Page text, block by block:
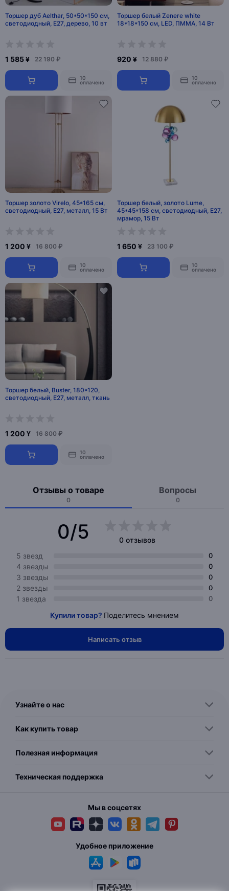
Торшер дуб Aelthar, 50*50*150 см,
светодиодный, Е27, дерево, 10 вт
1 585 ¥ 22 190 ₽
10
оплачено
Торшер белый Zenere white
18*18*150 см, LED, ПММА, 14 Вт
920 ¥ 12 880 ₽
10
оплачено
Торшер золото Virelo, 45*165 см,
светодиодный, Е27, металл, 15 Вт
1 200 ¥ 16 800 ₽
10
оплачено
Торшер белый, золото Lume,
45*45*158 см, светодиодный, Е27,
мрамор, 15 Вт
1 650 ¥ 23 100 ₽
10
оплачено
Торшер белый, Buster, 180*120,
светодиодный, E27, металл, ткань
1 200 ¥ 16 800 ₽
10
оплачено
Отзывы о товаре
0
Вопросы
0
0/5
0 отзывов
5 звезд
0
4 звезды 0
3 звезды 0
2 звезды 0
1 звезда 0
Купили товар? Поделитесь мнением
Написать отзыв
Узнайте о нас
Как купить товар
Полезная информация
Техническая поддержка
Мы в соцсетях
Удобное приложение